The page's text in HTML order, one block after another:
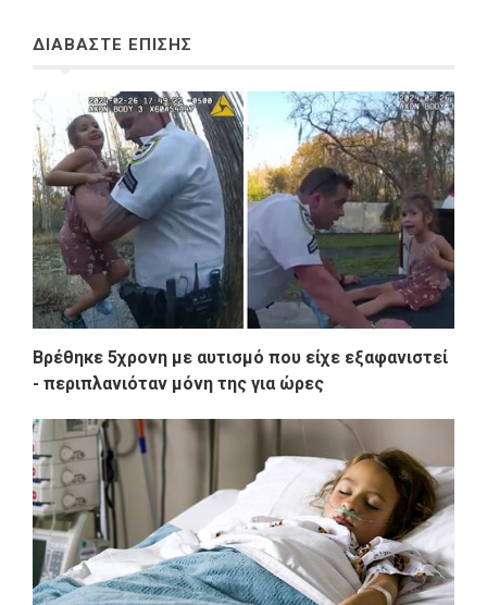
ΔΙΑΒΑΣΤΕ ΕΠΙΣΗΣ
Βρέθηκε 5χρονη με αυτισμό που είχε εξαφανιστεί
- περιπλανιόταν μόνη της για ώρες